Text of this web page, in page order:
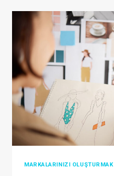
BEST
PRINT
ON
DEMAND
PRODUCTS
TO
SELL
IN
2026?
MARKALARINIZI OLUŞTURMAK